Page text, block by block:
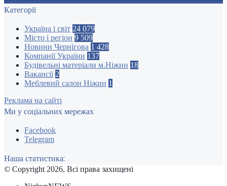
Категорії
Україна і світ 24 079
Місто і регіон 9 509
Новини Чернігова 1 428
Компанії України 137
Будівельні матеріали м.Ніжин 18
Вакансії 2
Меблевий салон Ніжин 1
Реклама на сайті
Ми у соціальних мережах
Facebook
Telegram
Наша статистика:
© Copyright 2026, Всі права захищені